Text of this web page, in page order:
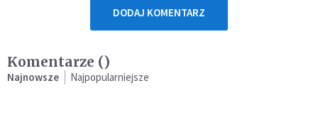
DODAJ KOMENTARZ
Komentarze ()
Najnowsze Najpopularniejsze